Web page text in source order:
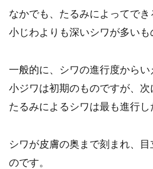
なかでも、たるみによってで
小じわよりも深いシワが多いも
一般的に、シワの進行度からい
小ジワは初期のものですが、次
たるみによるシワは最も進行し
シワが皮膚の奥まで刻まれ、目
のです。